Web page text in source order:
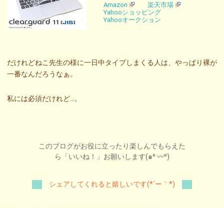
Amazon
楽天市場
Yahooショッピング
Yahooオークション
だけれどねこ先生の様に一日中タイプしまくる人は、やっぱり裸が
一番なんだろうなぁ。
私には必須だけれど…。
このブログがお役に立ったり楽しんでもらえた
ら「いいね！」お願いします(๑⁰ 〰⁰)
シェアしてくれると嬉しいです(*´ー｀*)